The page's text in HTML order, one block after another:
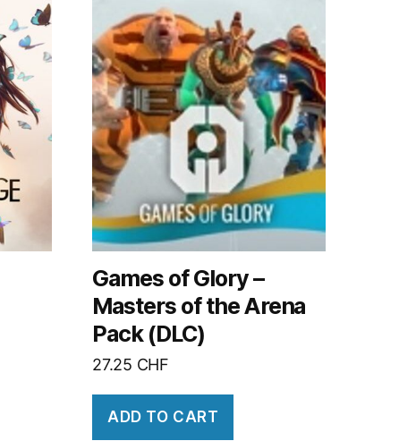
Games of Glory –
Masters of the Arena
Pack (DLC)
27.25 CHF
ADD TO CART